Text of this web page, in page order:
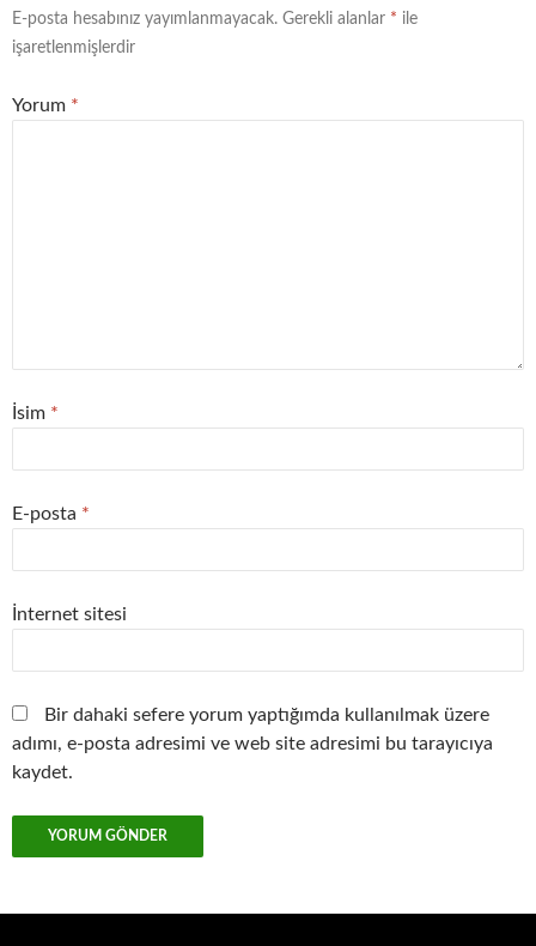
E-posta hesabınız yayımlanmayacak. Gerekli alanlar * ile
işaretlenmişlerdir
Yorum *
İsim *
E-posta *
İnternet sitesi
Bir dahaki sefere yorum yaptığımda kullanılmak üzere
adımı, e-posta adresimi ve web site adresimi bu tarayıcıya
kaydet.